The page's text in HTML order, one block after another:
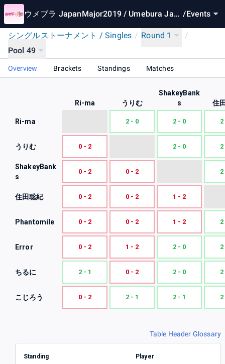
ウメブラ JapanMajor2019 / Umebura Japa/Events
シングルストーナメント / Singles / Round 1
/
Pool 49
Overview Brackets Standings Matches
Ri-ma うりむ
ShakeyBank
s
住
Ri-ma 2 - 0 2 - 0
うりむ 0 - 2 2 - 0
ShakeyBank
s
0 - 2 0 - 2
住田聡紀 0 - 2 0 - 2 1 - 2
Phantomile 0 - 2 0 - 2 1 - 2
Error 0 - 2 1 - 2 2 - 0
ちるに 2 - 1 0 - 2 2 - 0
こじろう 0 - 2 2 - 1 2 - 1
Table Header Glossary
Standing Player